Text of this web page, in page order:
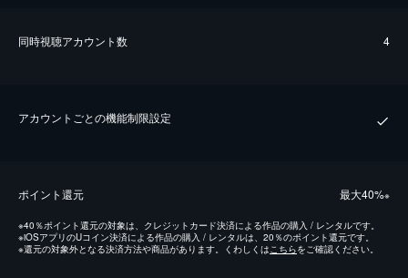
同時視聴アカウント数 4
アカウントごとの機能制限設定
ポイント還元 最⼤40%※
※40％ポイント還元の対象は、クレジットカード決済による作品の購入 / レンタルです。
※iOSアプリのUコイン決済による作品の購入 / レンタルは、20％のポイント還元です。
※還元の対象外となる決済方法や商品があります。くわしくは こちらをご確認ください。